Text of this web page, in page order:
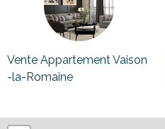
Vente Appartement Vaison
-la-Romaine